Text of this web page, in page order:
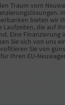
Traum vom
bieten wir
die auf
Eine Finanzierung
Sie sich von uns
Sie von
Ihren EU-